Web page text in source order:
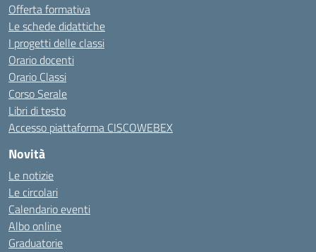
Offerta formativa
Le schede didattiche
I progetti delle classi
Orario docenti
Orario Classi
Corso Serale
Libri di testo
Accesso piattaforma CISCOWEBEX
Novità
Le notizie
Le circolari
Calendario eventi
Albo online
Graduatorie